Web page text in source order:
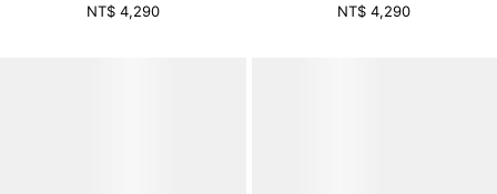
NT$ 4,290 NT$ 4,290